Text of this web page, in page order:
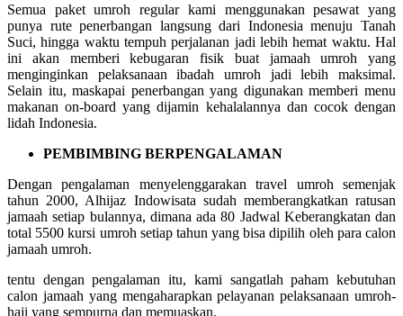
Semua paket umroh regular kami menggunakan pesawat yang
punya rute penerbangan langsung dari Indonesia menuju Tanah
Suci, hingga waktu tempuh perjalanan jadi lebih hemat waktu. Hal
ini akan memberi kebugaran fisik buat jamaah umroh yang
menginginkan pelaksanaan ibadah umroh jadi lebih maksimal.
Selain itu, maskapai penerbangan yang digunakan memberi menu
makanan on-board yang dijamin kehalalannya dan cocok dengan
lidah Indonesia.
PEMBIMBING BERPENGALAMAN
Dengan pengalaman menyelenggarakan travel umroh semenjak
tahun 2000, Alhijaz Indowisata sudah memberangkatkan ratusan
jamaah setiap bulannya, dimana ada 80 Jadwal Keberangkatan dan
total 5500 kursi umroh setiap tahun yang bisa dipilih oleh para calon
jamaah umroh.
tentu dengan pengalaman itu, kami sangatlah paham kebutuhan
calon jamaah yang mengaharapkan pelayanan pelaksanaan umroh-
haji yang sempurna dan memuaskan.